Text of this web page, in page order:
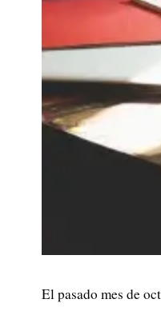
El pasado mes de